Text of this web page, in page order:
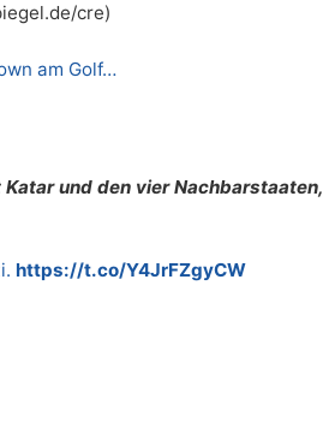
cre)
am Golf…
und den vier Nachbarstaaten,
https://t.co/Y4JrFZgyCW